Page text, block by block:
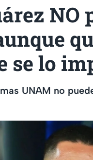
NO
se lo
UNAM no